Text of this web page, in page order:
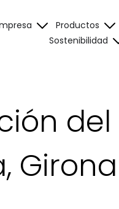
Productos
Sostenibilidad
del
Girona